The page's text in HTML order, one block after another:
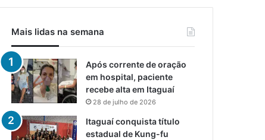
Mais lidas na semana
Após corrente de oração
em hospital, paciente
recebe alta em Itaguaí
28 de julho de 2026
Itaguaí conquista título
estadual de Kung-fu